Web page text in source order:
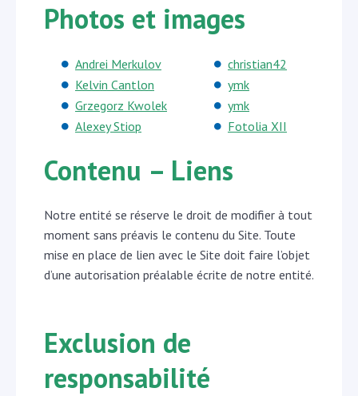
Photos et images
Andrei Merkulov
Kelvin Cantlon
Grzegorz Kwolek
Alexey Stiop
christian42
ymk
ymk
Fotolia XII
Contenu – Liens
Notre entité se réserve le droit de modifier à tout
moment sans préavis le contenu du Site. Toute
mise en place de lien avec le Site doit faire l’objet
d’une autorisation préalable écrite de notre entité.
Exclusion de
responsabilité